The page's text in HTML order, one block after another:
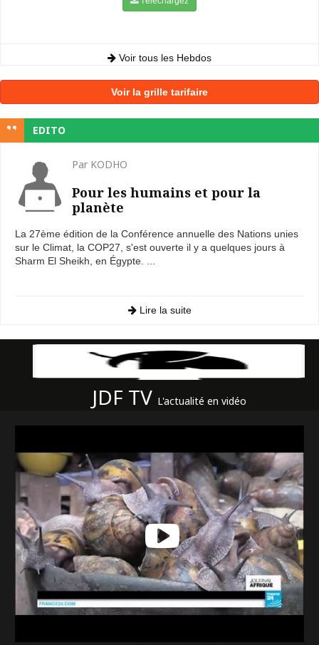
Voir tous les Hebdos
Voir la grille tarifaire
EDITO
Par KODHO
Pour les humains et pour la
planète
La 27ème édition de la Conférence annuelle des Nations unies
sur le Climat, la COP27, s'est ouverte il y a quelques jours à
Sharm El Sheikh, en Égypte. ...
Lire la suite
JDF TV L'actualité en vidéo